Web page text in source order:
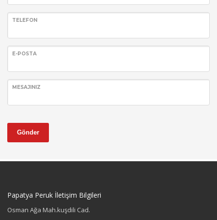
TELEFON
E-POSTA
MESAJINIZ
Gönder
Papatya Peruk İletişim Bilgileri
Osman Ağa Mah.kuşdili Cad.